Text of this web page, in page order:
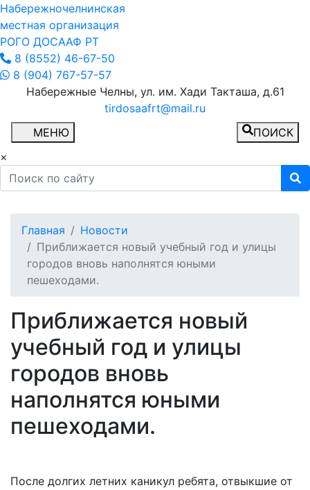
Набережночелнинская
местная организация
РОГО ДОСААФ РТ
8 (8552) 46-67-50
8 (904) 767-57-57
Набережные Челны, ул. им. Хади Такташа, д.61
tirdosaafrt@mail.ru
МЕНЮ
ПОИСК
×
Главная
Новости
Приближается новый учебный год и улицы
городов вновь наполнятся юными
пешеходами.
Приближается новый
учебный год и улицы
городов вновь
наполнятся юными
пешеходами.
После долгих летних каникул ребята, отвыкшие от